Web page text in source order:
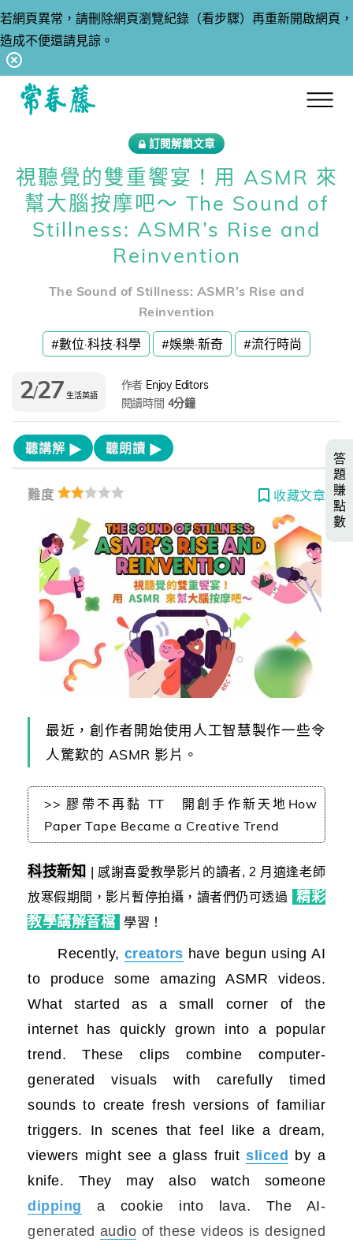
若網頁異常，請刪除網頁瀏覽紀錄（看步驟）再重新開啟網頁，
造成不便還請見諒。
訂閱解鎖文章
視聽覺的雙重饗宴！用 ASMR 來
幫大腦按摩吧～ The Sound of
Stillness: ASMR’s Rise and
Reinvention
The Sound of Stillness: ASMR’s Rise and
Reinvention
#數位·科技·科學 #娛樂·新奇 #流行時尚
2/27 生活英語
作者 Enjoy Editors
閱讀時間 4分鐘
聽講解 聽朗讀
難度 收藏文章
最近，創作者開始使用人工智慧製作一些令
人驚歎的 ASMR 影片。
>> 膠帶不再黏 TT 開創手作新天地How
Paper Tape Became a Creative Trend
科技新知 | 感謝喜愛教學影片的讀者, 2 月適逢老師
放寒假期間，影片暫停拍攝，讀者們仍可透過
精彩
教學講解音檔
學習 ！
Recently, creators have begun using AI
to produce some amazing ASMR videos.
What started as a small corner of the
internet has quickly grown into a popular
trend. These clips combine computer-
generated visuals with carefully timed
sounds to create fresh versions of familiar
triggers. In scenes that feel like a dream,
viewers might see a glass fruitsliced by a
knife. They may also watch someone
dipping a cookie into lava. The AI-
generated audio of these videos is designed
答
題
賺
點
數